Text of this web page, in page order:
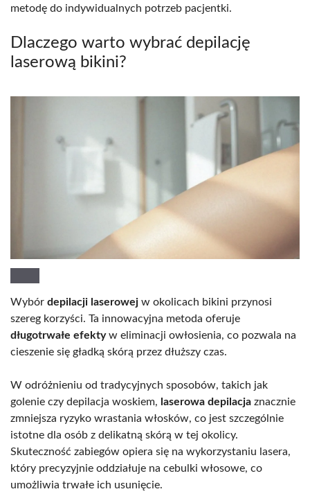
metodę do indywidualnych potrzeb pacjentki.
Dlaczego warto wybrać depilację
laserową bikini?
Wybór depilacji laserowej w okolicach bikini przynosi
szereg korzyści. Ta innowacyjna metoda oferuje
długotrwałe efektyw eliminacji owłosienia, co pozwala na
cieszenie się gładką skórą przez dłuższy czas.
W odróżnieniu od tradycyjnych sposobów, takich jak
golenie czy depilacja woskiem, laserowa depilacja znacznie
zmniejsza ryzyko wrastania włosków, co jest szczególnie
istotne dla osób z delikatną skórą w tej okolicy.
Skuteczność zabiegów opiera się na wykorzystaniu lasera,
który precyzyjnie oddziałuje na cebulki włosowe, co
umożliwia trwałe ich usunięcie.